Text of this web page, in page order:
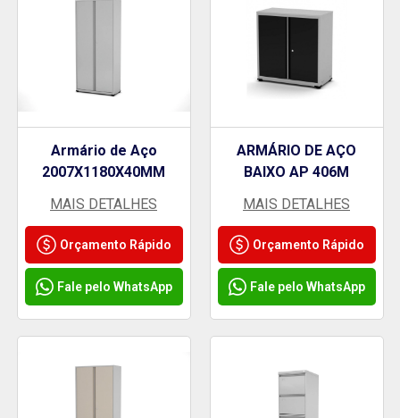
Armário de Aço
2007X1180X40MM
MAIS DETALHES
Orçamento Rápido
Fale pelo WhatsApp
ARMÁRIO DE AÇO
BAIXO AP 406M
MAIS DETALHES
Orçamento Rápido
Fale pelo WhatsApp